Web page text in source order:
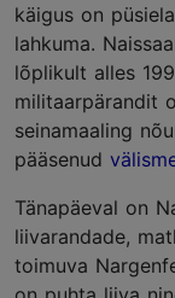
käigus on
lahkuma.
lõplikult alles
militaarpärandit
seinamaaling
pääsenud
Tänapäeval on
liivarandade,
toimuva